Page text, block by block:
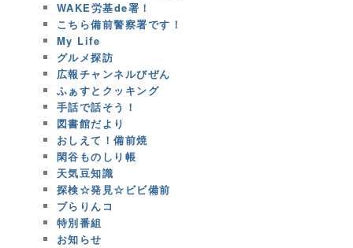
WAKE労基de署！
こちら備前警察署です！
My Life
グルメ探訪
広報チャンネルびぜん
ふぁすとクッキング
手話で話そう！
図書館だより
おしえて！備前焼
閑谷ものしり帳
天気豆知識
探検☆発見☆ビビ備前
ブらりんコ
特別番組
お知らせ